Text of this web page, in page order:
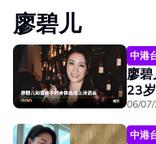
廖碧儿
中港
廖
06/
中港